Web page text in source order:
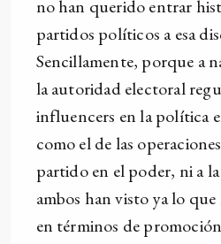
no han querido entrar
partidos políticos a esa
Sencillamente, porque a
la autoridad electoral
influencers en la política
como el de las
partido en el poder, ni a
ambos han visto ya lo
en términos de